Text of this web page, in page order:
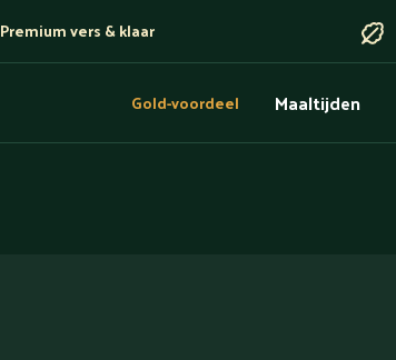
Premium vers & klaar
Gold-voordeel Maaltijden